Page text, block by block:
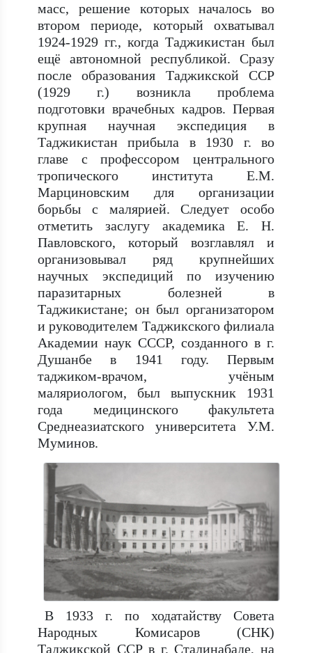
масс, решение которых началось во
втором периоде, который охватывал
1924-1929 гг., когда Таджикистан был
ещё автономной республикой. Сразу
после образования Таджикской ССР
(1929 г.) возникла проблема
подготовки врачебных кадров. Первая
крупная научная экспедиция в
Таджикистан прибыла в 1930 г. во
главе с профессором центрального
тропического института Е.М.
Марциновским для организации
борьбы с малярией. Следует особо
отметить заслугу академика Е. Н.
Павловского, который возглавлял и
организовывал ряд крупнейших
научных экспедиций по изучению
паразитарных болезней в
Таджикистане; он был организатором
и руководителем Таджикского филиала
Академии наук СССР, созданного в г.
Душанбе в 1941 году. Первым
таджиком-врачом, учёным
маляриологом, был выпускник 1931
года медицинского факультета
Среднеазиатского университета У.М.
Муминов.
В 1933 г. по ходатайству Совета
Народных Комисаров (СНК)
Таджикской ССР в г. Сталинабаде, на